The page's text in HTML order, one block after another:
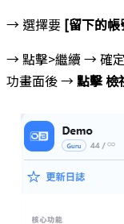
→ 選擇要 [留下的
→ 點擊>繼續 → 確
功畫面後 →點擊 檢